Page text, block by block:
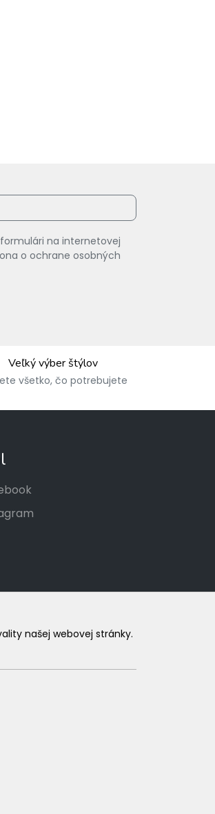
na internetovej
o ochrane osobných
Veľký výber štýlov
všetko, čo potrebujete
našej webovej stránky.